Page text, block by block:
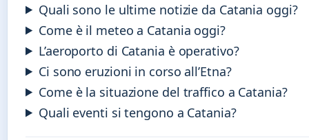
Quali sono le ultime notizie da Catania oggi?
Come è il meteo a Catania oggi?
L’aeroporto di Catania è operativo?
Ci sono eruzioni in corso all’Etna?
Come è la situazione del traffico a Catania?
Quali eventi si tengono a Catania?